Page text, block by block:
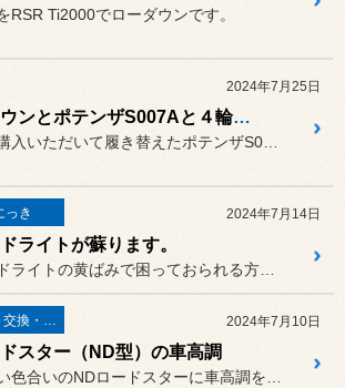
RSR Ti2000でローダウンです。
2024年7月25日
クラウンとポテンザS007Aと４輪アライメント調整
先週購入いただいて履き替えたポテンザS007Aです。
っき 2024年7月14日
ライトが蘇ります。
ヘッドライトの黄ばみで困っておられる方って結構いらっしゃいますね～...
足廻り交換・４輪アライメント調整 2024年7月10日
スター（ND型）の車高調
シブい色合いのNDロードスターに車高調を取付です。